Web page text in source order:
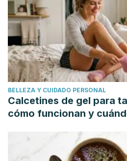
BELLEZA Y CUIDADO PERSONAL
Calcetines de gel para
cómo funcionan y